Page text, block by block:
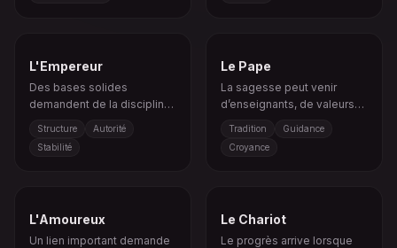
L'Empereur
Des bases solides
demandent de la discipline,
des limites claires et une
Structure
Autorité
Stabilité
Le Pape
La sagesse peut venir
d’enseignants, de valeurs
Tradition
Guidance
Croyance
L'Amoureux
Un lien important demande
Le Chariot
Le progrès arrive lorsque